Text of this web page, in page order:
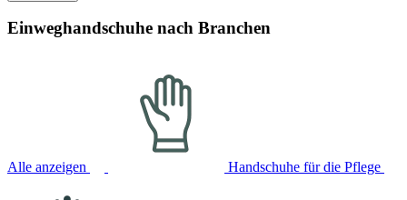
Einweghandschuhe nach Branchen
Alle anzeigen Handschuhe für die Pflege